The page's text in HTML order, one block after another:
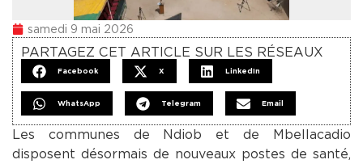
samedi 9 mai 2026
PARTAGEZ CET ARTICLE SUR LES RÉSEAUX
Facebook X LinkedIn
WhatsApp Telegram Email
Les communes de Ndiob et de Mbellacadio
disposent désormais de nouveaux postes de santé,